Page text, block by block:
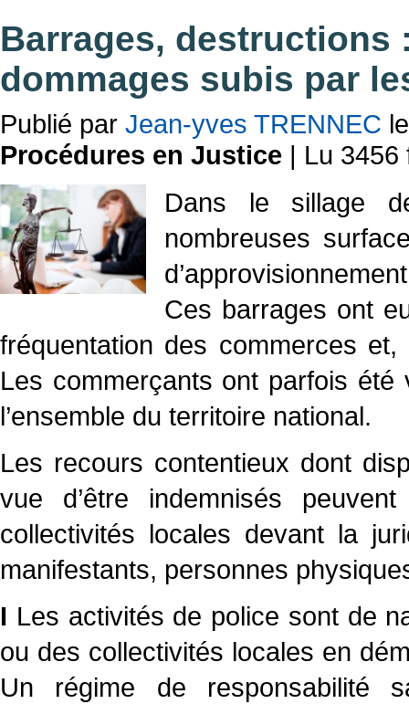
Barrages, destructions
dommages subis par
Publié par Jean-yves TRENNEC
Procédures en Justice | Lu
Dans le sillage
nombreuses
Ces barrages ont
fréquentation des commerces
Les commerçants ont parfois
l’ensemble du territoire national.
Les recours contentieux dont
vue d’être indemnisés
collectivités locales devant la
manifestants, personnes
I Les activités de police sont de
ou des collectivités locales en
Un régime de responsabilité